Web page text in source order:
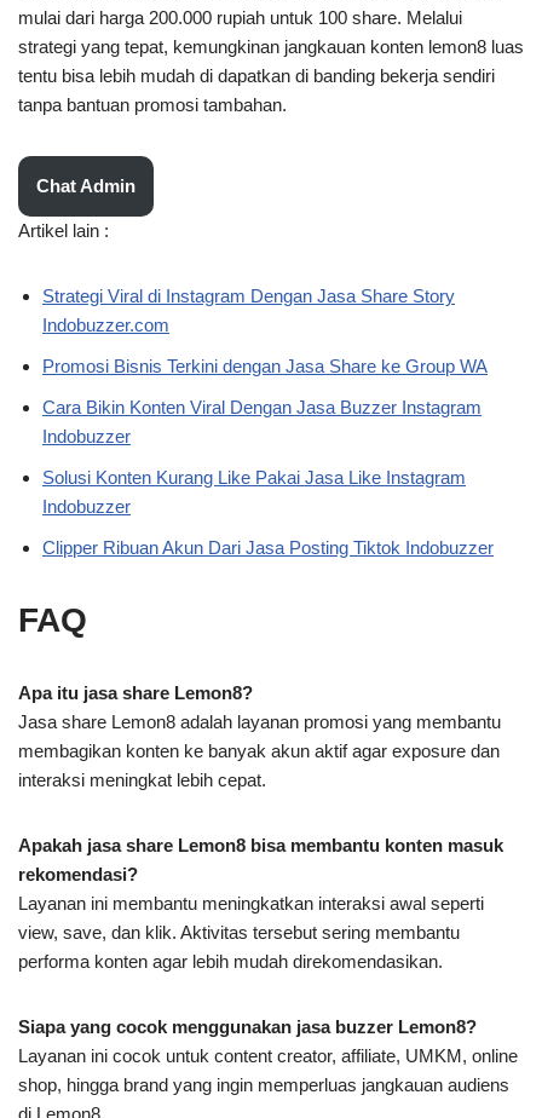
mulai dari harga 200.000 rupiah untuk 100 share. Melalui
strategi yang tepat, kemungkinan jangkauan konten lemon8 luas
tentu bisa lebih mudah di dapatkan di banding bekerja sendiri
tanpa bantuan promosi tambahan.
Chat Admin
Artikel lain :
Strategi Viral di Instagram Dengan Jasa Share Story
Indobuzzer.com
Promosi Bisnis Terkini dengan Jasa Share ke Group WA
Cara Bikin Konten Viral Dengan Jasa Buzzer Instagram
Indobuzzer
Solusi Konten Kurang Like Pakai Jasa Like Instagram
Indobuzzer
Clipper Ribuan Akun Dari Jasa Posting Tiktok Indobuzzer
FAQ
Apa itu jasa share Lemon8?
Jasa share Lemon8 adalah layanan promosi yang membantu
membagikan konten ke banyak akun aktif agar exposure dan
interaksi meningkat lebih cepat.
Apakah jasa share Lemon8 bisa membantu konten masuk
rekomendasi?
Layanan ini membantu meningkatkan interaksi awal seperti
view, save, dan klik. Aktivitas tersebut sering membantu
performa konten agar lebih mudah direkomendasikan.
Siapa yang cocok menggunakan jasa buzzer Lemon8?
Layanan ini cocok untuk content creator, affiliate, UMKM, online
shop, hingga brand yang ingin memperluas jangkauan audiens
di Lemon8.